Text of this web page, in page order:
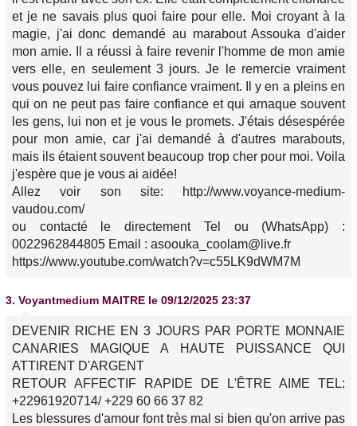
et je ne savais plus quoi faire pour elle. Moi croyant à la
magie, j'ai donc demandé au marabout Assouka d'aider
mon amie. Il a réussi à faire revenir l'homme de mon amie
vers elle, en seulement 3 jours. Je le remercie vraiment
vous pouvez lui faire confiance vraiment. Il y en a pleins en
qui on ne peut pas faire confiance et qui arnaque souvent
les gens, lui non et je vous le promets. J'étais désespérée
pour mon amie, car j'ai demandé à d'autres marabouts,
mais ils étaient souvent beaucoup trop cher pour moi. Voila
j'espère que je vous ai aidée!
Allez voir son site: http://www.voyance-medium-
vaudou.com/
ou contacté le directement Tel ou (WhatsApp) :
0022962844805 Email : asoouka_coolam@live.fr
https://www.youtube.com/watch?v=c55LK9dWM7M
3. Voyantmedium MAITRE le 09/12/2025 23:37
DEVENIR RICHE EN 3 JOURS PAR PORTE MONNAIE
CANARIES MAGIQUE A HAUTE PUISSANCE QUI
ATTIRENT D'ARGENT
RETOUR AFFECTIF RAPIDE DE L'ÊTRE AIME TEL:
+22961920714/ +229 60 66 37 82
Les blessures d'amour font très mal si bien qu'on arrive pas